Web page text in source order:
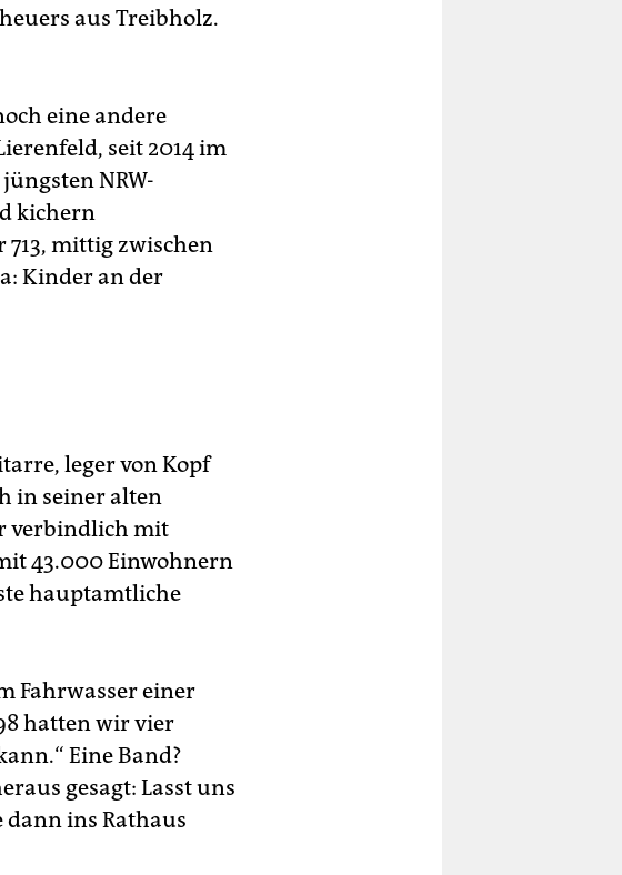
aus Treibholz.
eine andere
seit 2014 im
NRW-
kichern
mittig zwischen
Kinder an der
leger von Kopf
in seiner alten
verbindlich mit
43.000 Einwohnern
hauptamtliche
Fahrwasser einer
hatten wir vier
Eine Band?
gesagt: Lasst uns
dann ins Rathaus